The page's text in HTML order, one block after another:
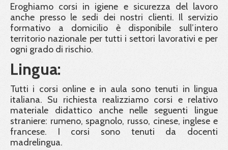
Eroghiamo corsi in igiene e sicurezza del lavoro
anche presso le sedi dei nostri clienti. Il servizio
formativo a domicilio è disponibile sull’intero
territorio nazionale per tutti i settori lavorativi e per
ogni grado di rischio.
Lingua:
Tutti i corsi online e in aula sono tenuti in lingua
italiana. Su richiesta realizziamo corsi e relativo
materiale didattico anche nelle seguenti lingue
straniere: rumeno, spagnolo, russo, cinese, inglese e
francese. I corsi sono tenuti da docenti
madrelingua.